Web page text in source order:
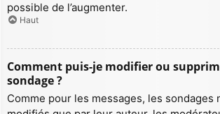
possible de l’augmenter.
Haut
Comment puis-je modifier ou
sondage ?
Comme pour les messages, les sondages